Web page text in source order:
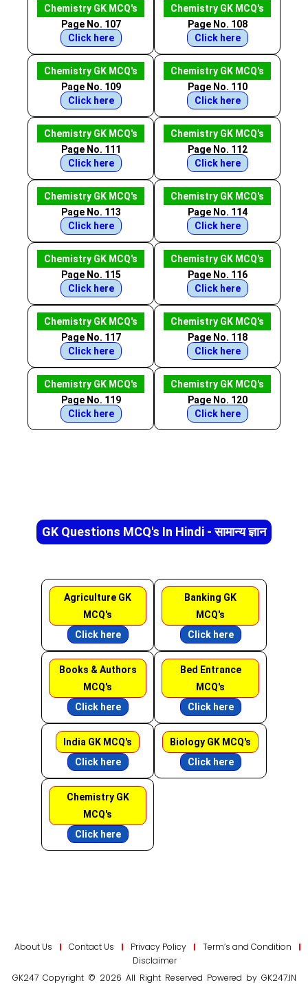
Chemistry GK MCQ's
Page No. 107
Click here
Chemistry GK MCQ's
Page No. 108
Click here
Chemistry GK MCQ's
Page No. 109
Click here
Chemistry GK MCQ's
Page No. 110
Click here
Chemistry GK MCQ's
Page No. 111
Click here
Chemistry GK MCQ's
Page No. 112
Click here
Chemistry GK MCQ's
Page No. 113
Click here
Chemistry GK MCQ's
Page No. 114
Click here
Chemistry GK MCQ's
Page No. 115
Click here
Chemistry GK MCQ's
Page No. 116
Click here
Chemistry GK MCQ's
Page No. 117
Click here
Chemistry GK MCQ's
Page No. 118
Click here
Chemistry GK MCQ's
Page No. 119
Click here
Chemistry GK MCQ's
Page No. 120
Click here
GK Questions MCQ's In Hindi - सामान्य ज्ञान
Agriculture GK
MCQ's
Click here
Banking GK
MCQ's
Click here
Books & Authors
MCQ's
Click here
Bed Entrance
MCQ's
Click here
India GK MCQ's
Click here
Biology GK MCQ's
Click here
Chemistry GK
MCQ's
Click here
About Us Contact Us Privacy Policy
Term’s and Condition
Disclaimer
GK247 Copyright © 2026 All Right Reserved Powered by GK247.IN